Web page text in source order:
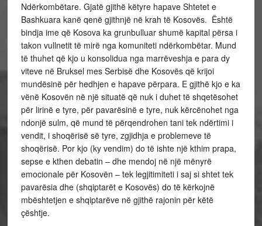
Ndërkombëtare. Gjatë gjithë këtyre hapave Shtetet e
Bashkuara kanë qenë gjithnjë në krah të Kosovës. Është
bindja ime që Kosova ka grunbulluar shumë kapital përsa i
takon vullnetit të mirë nga komuniteti ndërkombëtar. Mund
të thuhet që kjo u konsolidua nga marrëveshja e para dy
viteve në Bruksel mes Serbisë dhe Kosovës që krijoi
mundësinë për hedhjen e hapave përpara. E gjithë kjo e ka
vënë Kosovën në një situatë që nuk i duhet të shqetësohet
për lirinë e tyre, për pavarësinë e tyre, nuk kërcënohet nga
ndonjë sulm, që mund të përqendrohen tani tek ndërtimi i
vendit, i shoqërisë së tyre, zgjidhja e problemeve të
shoqërisë. Por kjo (ky vendim) do të ishte një kthim prapa,
sepse e kthen debatin – dhe mendoj në një mënyrë
emocionale për Kosovën – tek legjitimiteti i saj si shtet tek
pavarësia dhe (shqiptarët e Kosovës) do të kërkojnë
mbështetjen e shqiptarëve në gjithë rajonin për këtë
çështje.